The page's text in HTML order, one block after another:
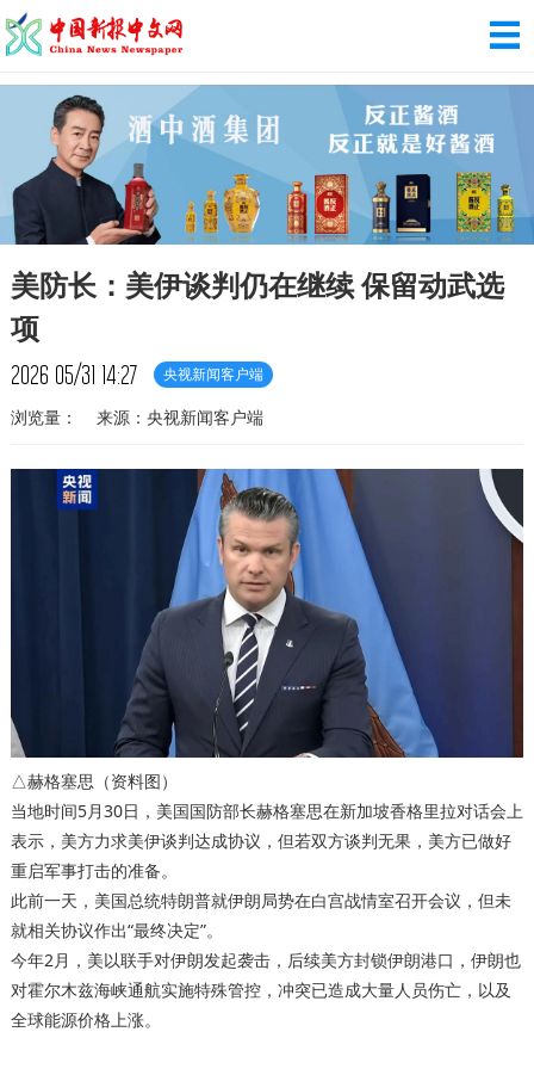
美防长：美伊谈判仍在继续 保留动武选
项
2026 05/31 14:27 央视新闻客户端
浏览量： 来源：央视新闻客户端
△赫格塞思（资料图）
当地时间5月30日，美国国防部长赫格塞思在新加坡香格里拉对话会上
表示，美方力求美伊谈判达成协议，但若双方谈判无果，美方已做好
重启军事打击的准备。
此前一天，美国总统特朗普就伊朗局势在白宫战情室召开会议，但未
就相关协议作出“最终决定”。
今年2月，美以联手对伊朗发起袭击，后续美方封锁伊朗港口，伊朗也
对霍尔木兹海峡通航实施特殊管控，冲突已造成大量人员伤亡，以及
全球能源价格上涨。